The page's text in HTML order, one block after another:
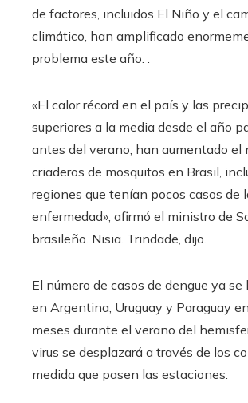
de factores, incluidos El Niño y el
climático, han amplificado
problema este año. .
«El calor récord en el país y las
superiores a la media desde el año
antes del verano, han aumentado el
criaderos de mosquitos en Brasil,
regiones que tenían pocos casos de
enfermedad», afirmó el ministro de
brasileño. Nisia. Trindade, dijo.
El número de casos de dengue ya se
en Argentina, Uruguay y Paraguay
meses durante el verano del
virus se desplazará a través de los
medida que pasen las estaciones.